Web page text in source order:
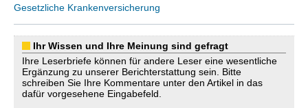
Gesetzliche Krankenversicherung
Ihr Wissen und Ihre Meinung sind gefragt
Ihre Leserbriefe können für andere Leser eine wesentliche
Ergänzung zu unserer Berichterstattung sein. Bitte
schreiben Sie Ihre Kommentare unter den Artikel in das
dafür vorgesehene Eingabefeld.